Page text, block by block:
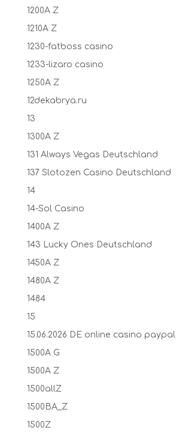
1200A Z
1210A Z
1230-fatboss casino
1233-lizaro casino
1250A Z
12dekabrya.ru
13
1300A Z
131 Always Vegas Deutschland
137 Slotozen Casino Deutschland
14
14-Sol Casino
1400A Z
143 Lucky Ones Deutschland
1450A Z
1480A Z
1484
15
15.06.2026 DE online casino paypal
1500A G
1500A Z
1500allZ
1500BA_Z
1500Z